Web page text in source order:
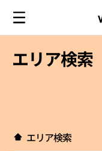
エリア検索
エリア検索